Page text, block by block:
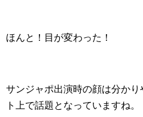
ほんと！目が変わった！
サンジャポ出演時の顔は分か
ト上で話題となっていますね。